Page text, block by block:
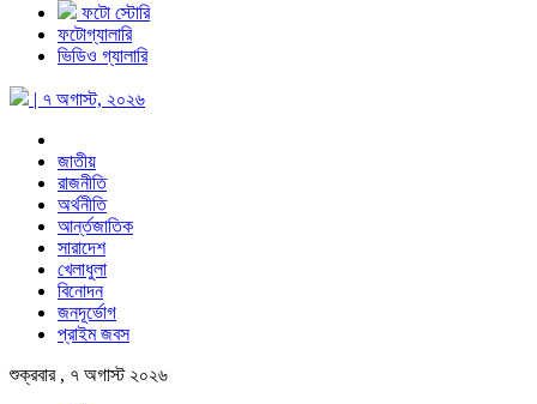
ফটো স্টোরি
ফটোগ্যালারি
ভিডিও গ্যালারি
| ৭ অগাস্ট, ২০২৬
জাতীয়
রাজনীতি
অর্থনীতি
আর্ন্তজাতিক
সারাদেশ
খেলাধুলা
বিনোদন
জনদূর্ভোগ
প্রাইম জবস
শুক্রবার , ৭ অগাস্ট ২০২৬